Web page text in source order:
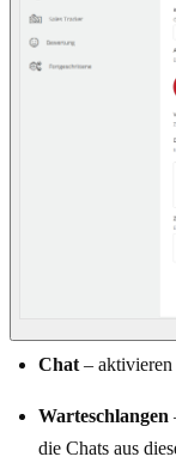
Chat –
Warteschlangen
die Chats aus